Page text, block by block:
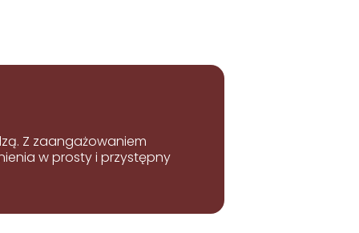
Z zaangażowaniem
w prosty i przystępny